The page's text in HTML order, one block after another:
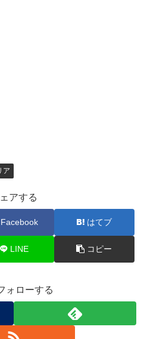
ア
アする
Facebook はてブ
LINE コピー
ォローする